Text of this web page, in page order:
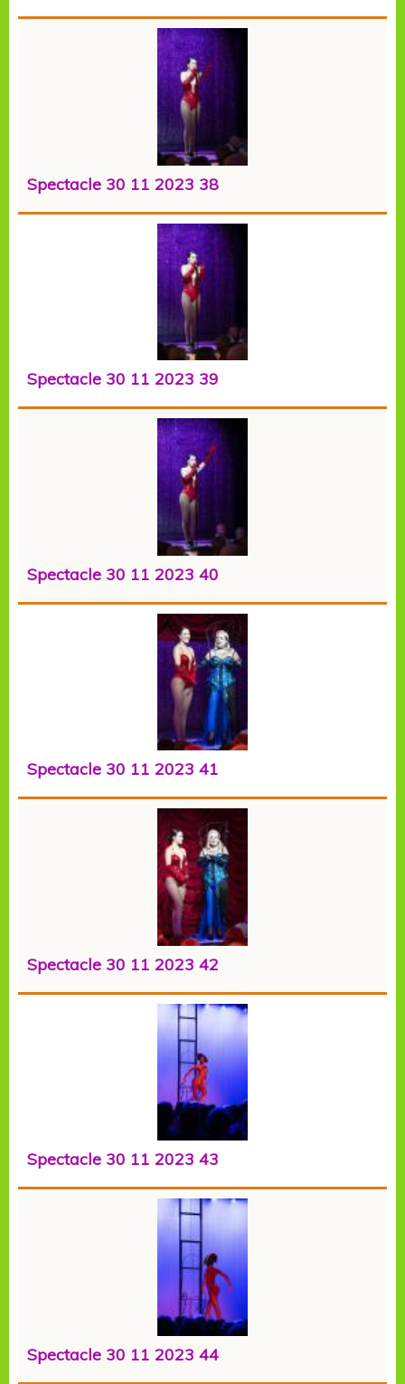
Spectacle 30 11 2023 38
Spectacle 30 11 2023 39
Spectacle 30 11 2023 40
Spectacle 30 11 2023 41
Spectacle 30 11 2023 42
Spectacle 30 11 2023 43
Spectacle 30 11 2023 44